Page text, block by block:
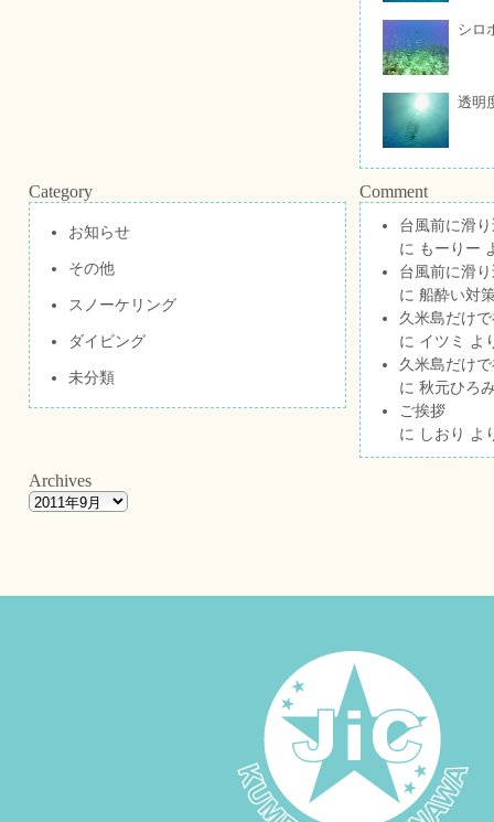
シロ
透明
Category
お知らせ
その他
スノーケリング
ダイビング
未分類
Comment
台風前に滑
に もーりー
台風前に滑
に 船酔い対
久米島だけ
に イツミ
よ
久米島だけ
に 秋元ひろ
ご挨拶
に しおり よ
Archives